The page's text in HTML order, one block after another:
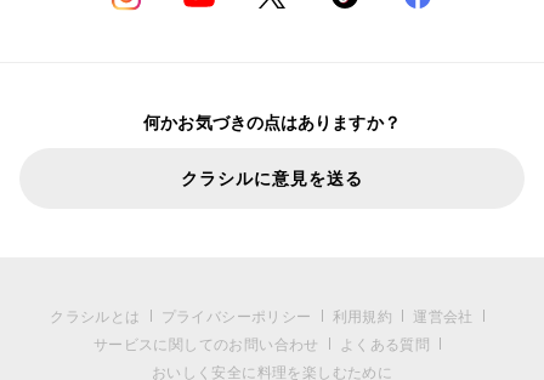
何かお気づきの点はありますか？
クラシルに意見を送る
クラシルとは プライバシーポリシー 利用規約
運営会社
サービスに関してのお問い合わせ
よくある質問
おいしく安全に料理を楽しむために